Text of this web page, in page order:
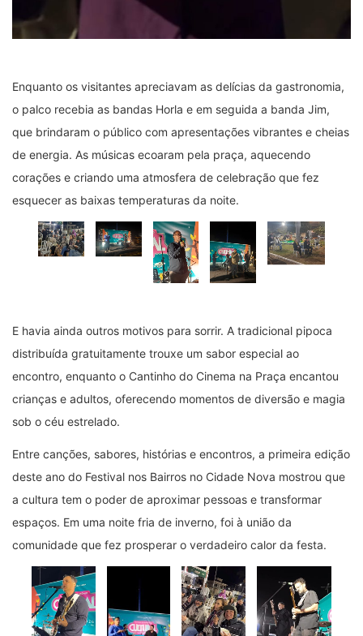
Enquanto os visitantes apreciavam as delícias da gastronomia,
o palco recebia as bandas Horla e em seguida a banda Jim,
que brindaram o público com apresentações vibrantes e cheias
de energia. As músicas ecoaram pela praça, aquecendo
corações e criando uma atmosfera de celebração que fez
esquecer as baixas temperaturas da noite.
E havia ainda outros motivos para sorrir. A tradicional pipoca
distribuída gratuitamente trouxe um sabor especial ao
encontro, enquanto o Cantinho do Cinema na Praça encantou
crianças e adultos, oferecendo momentos de diversão e magia
sob o céu estrelado.
Entre canções, sabores, histórias e encontros, a primeira edição
deste ano do Festival nos Bairros no Cidade Nova mostrou que
a cultura tem o poder de aproximar pessoas e transformar
espaços. Em uma noite fria de inverno, foi à união da
comunidade que fez prosperar o verdadeiro calor da festa.